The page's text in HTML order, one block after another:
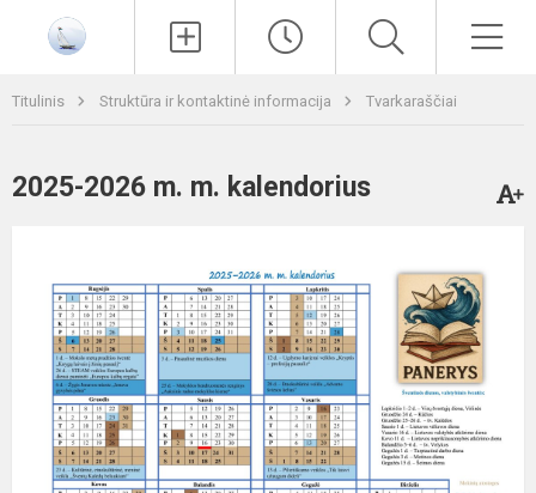
Titulinis Struktūra ir kontaktinė informacija Tvarkaraščiai
2025-2026 m. m. kalendorius